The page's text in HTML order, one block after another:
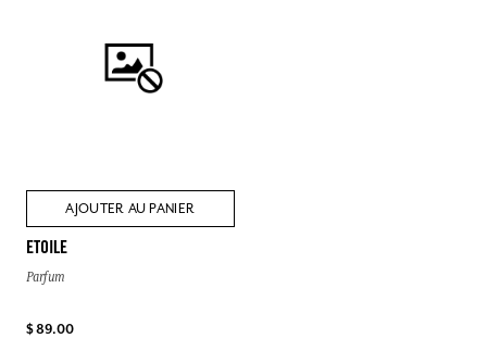
AJOUTER AU PANIER
ETOILE
Parfum
$ 89.00